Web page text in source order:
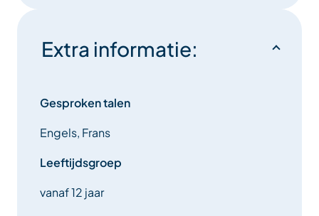
Extra informatie:
Gesproken talen
Engels, Frans
Leeftijdsgroep
vanaf 12 jaar